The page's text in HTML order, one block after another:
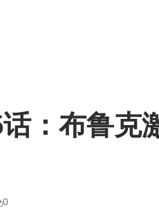
：布鲁克
0